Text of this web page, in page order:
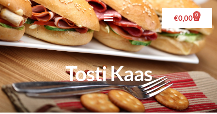
€0,00 0
Tosti Kaas